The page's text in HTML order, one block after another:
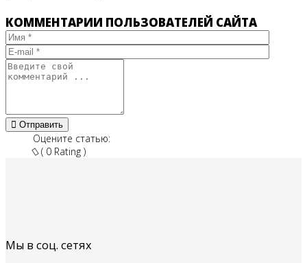
КОММЕНТАРИИ ПОЛЬЗОВАТЕЛЕЙ САЙТА
Отправить
Оцените статью:
( 0 Rating )
Мы в соц. сетях